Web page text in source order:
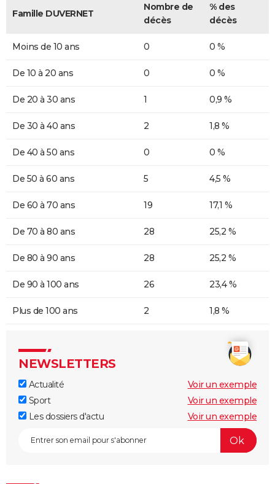
Famille DUVERNET
Nombre de
décès
% des
décès
Moins de 10 ans 0 0 %
De 10 à 20 ans 0 0 %
De 20 à 30 ans 1 0,9 %
De 30 à 40 ans 2 1,8 %
De 40 à 50 ans 0 0 %
De 50 à 60 ans 5 4,5 %
De 60 à 70 ans 19 17,1 %
De 70 à 80 ans 28 25,2 %
De 80 à 90 ans 28 25,2 %
De 90 à 100 ans 26 23,4 %
Plus de 100 ans 2 1,8 %
NEWSLETTERS
Actualité
Voir un exemple
Sport
Voir un exemple
Les dossiers d'actu
Voir un exemple